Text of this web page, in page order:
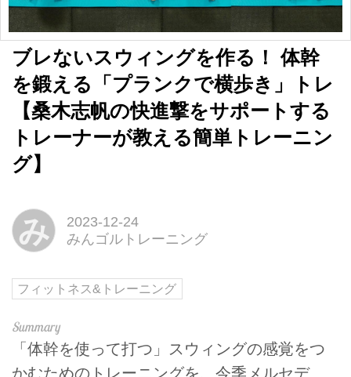
ブレないスウィングを作る！ 体幹
を鍛える「プランクで横歩き」トレ
【桑木志帆の快進撃をサポートする
トレーナーが教える簡単トレーニン
グ】
み
2023-12-24
みんゴルトレーニング
フィットネス&トレーニング
「体幹を使って打つ」スウィングの感覚をつ
かむためのトレーニングを、今季メルセデ